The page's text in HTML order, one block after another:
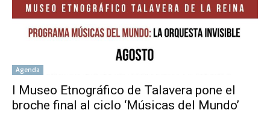
Agenda
l Museo Etnográfico de Talavera pone el
broche final al ciclo ‘Músicas del Mundo’